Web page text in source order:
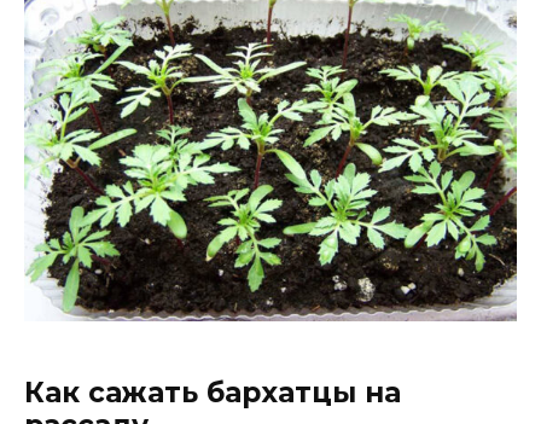
Как сажать бархатцы на